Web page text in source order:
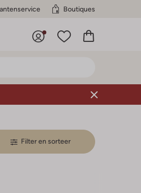
Boutiques
Filter en sorteer